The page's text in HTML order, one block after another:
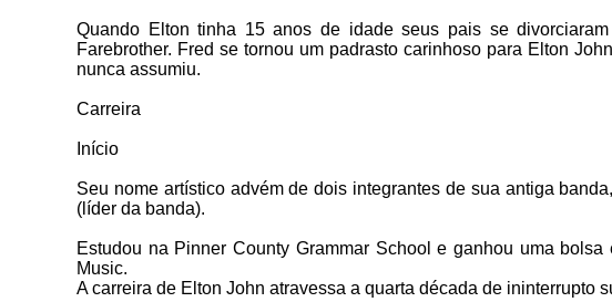
Quando Elton tinha 15 anos de idade seus pais se
Farebrother. Fred se tornou um padrasto carinhoso para Elton
nunca assumiu.
Carreira
Início
Seu nome artístico advém de dois integrantes de sua antiga
(líder da banda).
Estudou na Pinner County Grammar School e ganhou uma
Music.
A carreira de Elton John atravessa a quarta década de ininterrupto